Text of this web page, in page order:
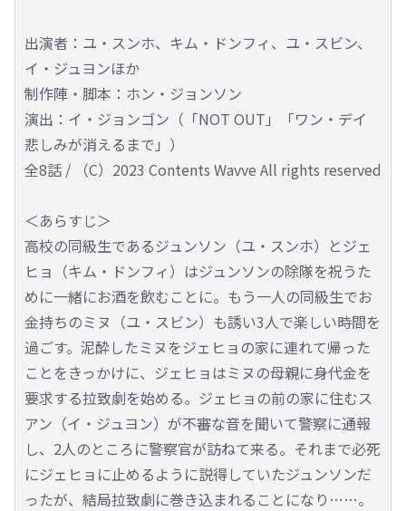
出演者：ユ・スンホ、キム・ドンフィ、ユ・スビン、
イ・ジュヨンほか
制作陣・脚本：ホン・ジョンソン
演出：イ・ジョンゴン（「NOT OUT」「ワン・デイ
悲しみが消えるまで」）
全8話 / （C）2023 Contents Wavve All rights reserved
＜あらすじ＞
高校の同級生であるジュンソン（ユ・スンホ）とジェ
ヒョ（キム・ドンフィ）はジュンソンの除隊を祝うた
めに一緒にお酒を飲むことに。もう一人の同級生でお
金持ちのミヌ（ユ・スビン）も誘い3人で楽しい時間を
過ごす。泥酔したミヌをジェヒョの家に連れて帰った
ことをきっかけに、ジェヒョはミヌの母親に身代金を
要求する拉致劇を始める。ジェヒョの前の家に住むス
アン（イ・ジュヨン）が不審な音を聞いて警察に通報
し、2人のところに警察官が訪ねて来る。それまで必死
にジェヒョに止めるように説得していたジュンソンだ
ったが、結局拉致劇に巻き込まれることになり……。